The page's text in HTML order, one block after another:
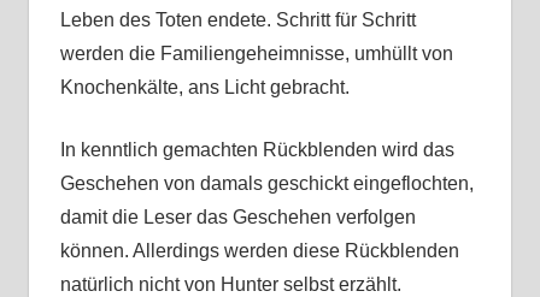
Leben des Toten endete. Schritt für Schritt
werden die Familiengeheimnisse, umhüllt von
Knochenkälte, ans Licht gebracht.
In kenntlich gemachten Rückblenden wird das
Geschehen von damals geschickt eingeflochten,
damit die Leser das Geschehen verfolgen
können. Allerdings werden diese Rückblenden
natürlich nicht von Hunter selbst erzählt.